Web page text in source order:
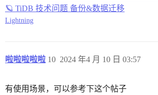
🪐 TiDB 技术问题 备份&数据迁移
Lightning
啦啦啦啦啦 2024 年4 月 10 日 03:57
10
有使用场景，可以参考下这个帖子